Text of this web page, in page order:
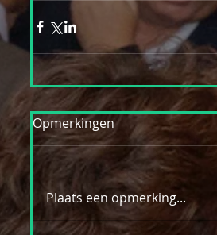
Opmerkingen
Plaats een opmerking...